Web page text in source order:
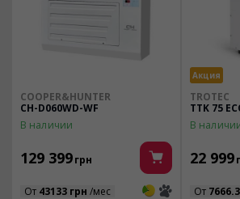
COOPER&HUNTER
CH-D060WD-WF
В наличии
129 399грн
От 43133 грн /мес 3 3
Акция
TROTEC
TTK 75
В
22 999
От